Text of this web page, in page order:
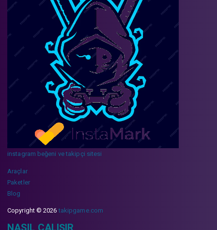
instagram beğeni ve takipçi sitesi
Araçlar
Paketler
Blog
Copyright © 2026takipgame.com
NASIL ÇALIŞIR